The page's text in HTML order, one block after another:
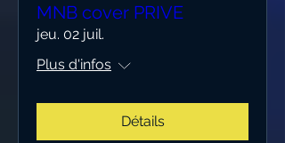
MNB cover PRIVE
jeu. 02 juil.
Plus d'infos
Détails